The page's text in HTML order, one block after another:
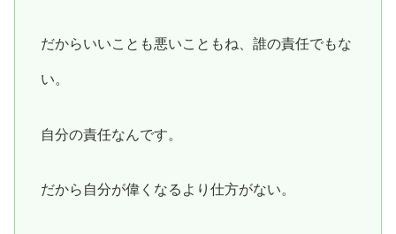
だからいいことも悪いこともね、誰の責任でもな
い。
自分の責任なんです。
だから自分が偉くなるより仕方がない。